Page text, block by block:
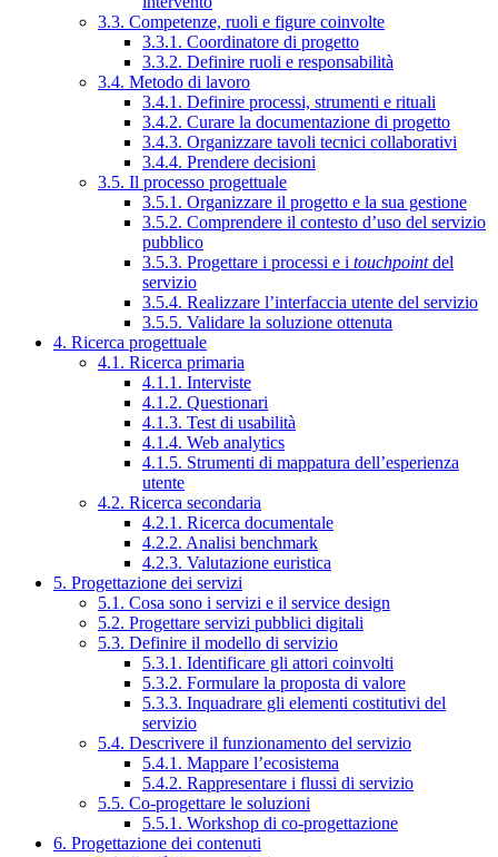
3.3. Competenze, ruoli e figure coinvolte
3.3.1. Coordinatore di progetto
3.3.2. Definire ruoli e responsabilità
3.4. Metodo di lavoro
3.4.1. Definire processi, strumenti e rituali
3.4.2. Curare la documentazione di progetto
3.4.3. Organizzare tavoli tecnici collaborativi
3.4.4. Prendere decisioni
3.5. Il processo progettuale
3.5.1. Organizzare il progetto e la sua gestione
3.5.2. Comprendere il contesto d’uso del servizio
pubblico
3.5.3. Progettare i processi e i touchpointdel
servizio
3.5.4. Realizzare l’interfaccia utente del servizio
3.5.5. Validare la soluzione ottenuta
4. Ricerca progettuale
4.1. Ricerca primaria
4.1.1. Interviste
4.1.2. Questionari
4.1.3. Test di usabilità
4.1.4. Web analytics
4.1.5. Strumenti di mappatura dell’esperienza
utente
4.2. Ricerca secondaria
4.2.1. Ricerca documentale
4.2.2. Analisi benchmark
4.2.3. Valutazione euristica
5. Progettazione dei servizi
5.1. Cosa sono i servizi e il service design
5.2. Progettare servizi pubblici digitali
5.3. Definire il modello di servizio
5.3.1. Identificare gli attori coinvolti
5.3.2. Formulare la proposta di valore
5.3.3. Inquadrare gli elementi costitutivi del
servizio
5.4. Descrivere il funzionamento del servizio
5.4.1. Mappare l’ecosistema
5.4.2. Rappresentare i flussi di servizio
5.5. Co-progettare le soluzioni
5.5.1. Workshop di co-progettazione
6. Progettazione dei contenuti